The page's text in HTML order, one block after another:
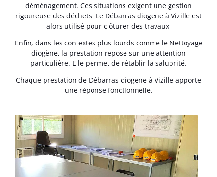
déménagement. Ces situations exigent une gestion
rigoureuse des déchets. Le Débarras diogene à Vizille est
alors utilisé pour clôturer des travaux.
Enfin, dans les contextes plus lourds comme le Nettoyage
diogène, la prestation repose sur une attention
particulière. Elle permet de rétablir la salubrité.
Chaque prestation de Débarras diogene à Vizille apporte
une réponse fonctionnelle.